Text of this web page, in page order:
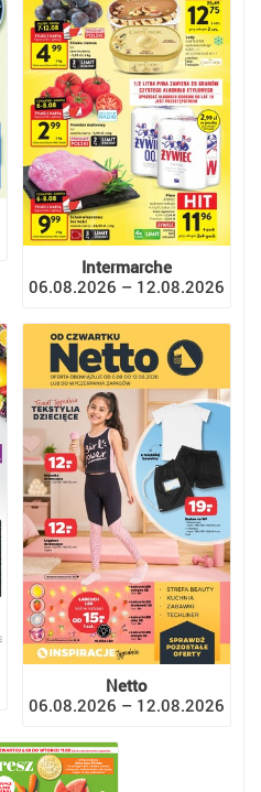
Intermarche
06.08.2026 – 12.08.2026
Netto
06.08.2026 – 12.08.2026